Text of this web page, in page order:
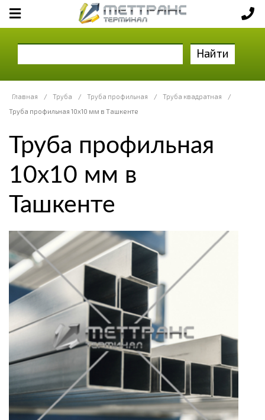
Найти
Главная / Труба / Труба профильная / Труба квадратная
/
Труба профильная 10х10 мм в Ташкенте
Труба профильная
10х10 мм в
Ташкенте